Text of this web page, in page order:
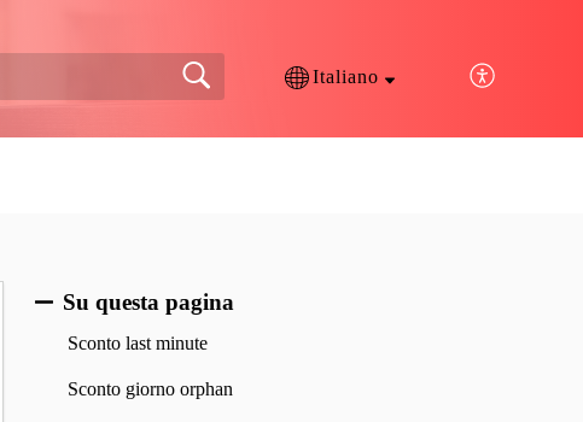
Italiano
Su questa pagina
Sconto last minute
Sconto giorno orphan